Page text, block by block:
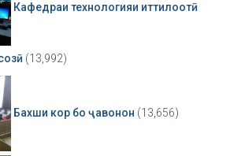
Кафедраи технологияи иттилоотӣ
(13,992)
Бахши кор бо ҷавонон (13,656)